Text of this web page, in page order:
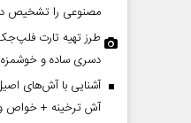
مصنوعی را تشخیص
طرز تهیه تارت فلپ‌جک
دسری ساده و خوشمزه
آشنایی با آش‌های
آش ترخینه + خواص